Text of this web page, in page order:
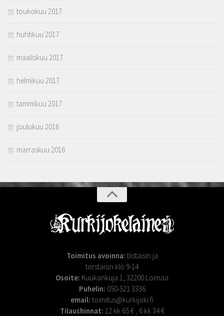
toukokuu 2017
huhtikuu 2017
maaliskuu 2017
helmikuu 2017
tammikuu 2017
joulukuu 2016
marraskuu 2016
Toimitus avoinna: tiistaisin ja
torstaisin klo 9-14
Osoite: Kuukankuja 1, 32200 Loimaa
Puhelin: 050-521 3336
email: toimitus@kurkijoki.fi
Tilaushinnat: 12 kk 65 € , 6 kk 34 €